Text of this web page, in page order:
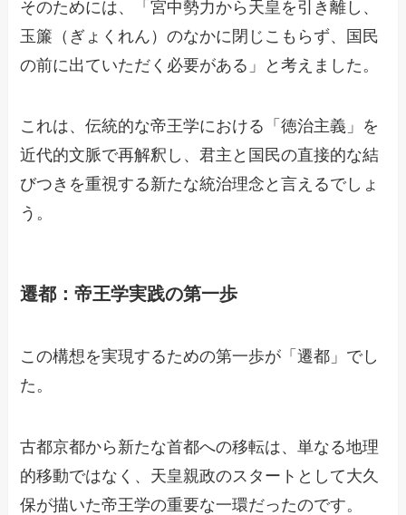
そのためには、「宮中勢力から天皇を引き離し、
玉簾（ぎょくれん）のなかに閉じこもらず、国民
の前に出ていただく必要がある」と考えました。
これは、伝統的な帝王学における「徳治主義」を
近代的文脈で再解釈し、君主と国民の直接的な結
びつきを重視する新たな統治理念と言えるでしょ
う。
遷都：帝王学実践の第一歩
この構想を実現するための第一歩が「遷都」でし
た。
古都京都から新たな首都への移転は、単なる地理
的移動ではなく、天皇親政のスタートとして大久
保が描いた帝王学の重要な一環だったのです。